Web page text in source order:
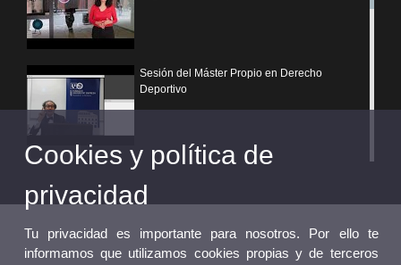
Sesión del Máster Propio en Derecho
Deportivo
¿Por qué elegir un postgrado propio de la
Universitat de València?
Cookies y política de
privacidad
Tu privacidad es importante para nosotros. Por ello te
informamos que utilizamos cookies propias y de terceros